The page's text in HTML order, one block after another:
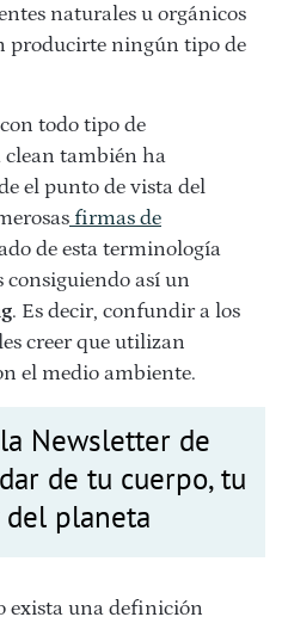
naturales u orgánicos
producirte ningún tipo de
todo tipo de
clean también ha
el punto de vista del
firmas de
de esta terminología
consiguiendo así un
. Es decir, confundir a los
creer que utilizan
el medio ambiente.
Newsletter de
de tu cuerpo, tu
planeta
exista una definición